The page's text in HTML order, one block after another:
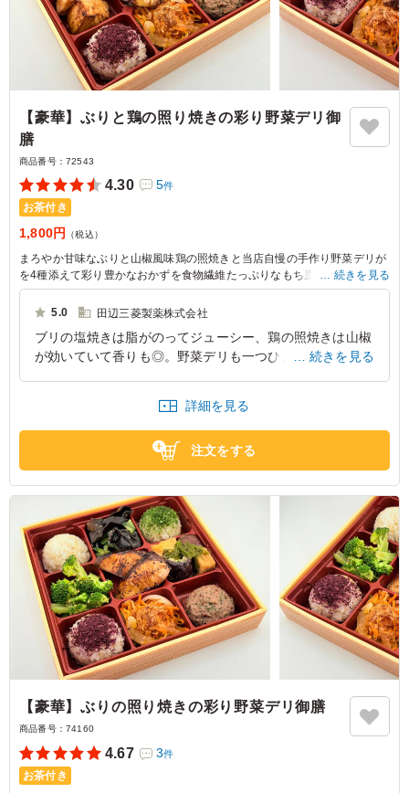
【豪華】ぶりと鶏の照り焼きの彩り野菜デリ御
膳
商品番号： 72543
4.30 5件
お茶付き
1,800円 （税込）
まろやか甘味なぶりと山椒風味鶏の照焼きと当店自慢の手作り野菜デリが
を4種添えて彩り豊かなおかずを食物繊維たっぷりなもち麦ご飯で召し上
がっていただく健康的な一品です。
続きを見る
5.0 田辺三菱製薬株式会社
ブリの塩焼きは脂がのってジューシー、鶏の照焼きは山椒
が効いていて香りも◎。野菜デリも一つひとつ丁寧に作ら
東京都板橋区大谷口上町2025/05/30
続きを見る
詳細を見る
注文をする
【豪華】ぶりの照り焼きの彩り野菜デリ御膳
商品番号： 74160
4.67 3件
お茶付き